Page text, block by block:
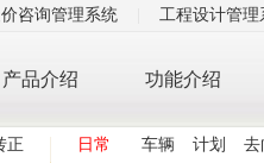
咨询管理系统 工程设计管理
产品介绍 功能介绍
正
日常 车辆 计划
去